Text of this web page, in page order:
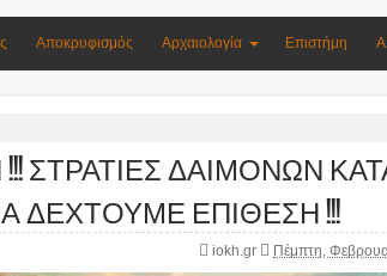
Αποκρυφισμός Αρχαιολογία Επιστήμη
ΣΤΡΑΤΙΕΣ ΔΑΙΜΟΝΩΝ
ΔΕΧΤΟΥΜΕ ΕΠΙΘΕΣΗ !!!
iokh.gr Πέμπτη,